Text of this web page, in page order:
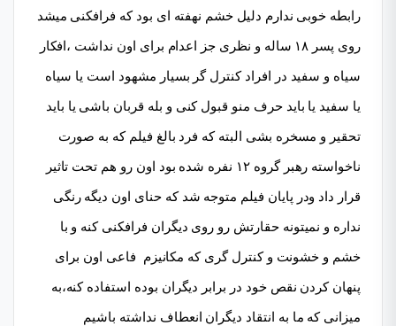
رابطه خوبی ندارم دلیل خشم نهفته ای بود که فرافکنی میشد
روی پسر ۱۸ ساله و نظری جز اعدام برای اون نداشت ،افکار
سیاه و سفید در افراد کنترل گر بسیار مشهود است یا سیاه
یا سفید یا باید حرف منو قبول کنی و بله قربان باشی یا باید
تحقیر و مسخره بشی البته که فرد بالغ فیلم که به صورت
ناخواسته رهبر گروه ۱۲ نفره شده بود اون رو هم تحت تاثیر
قرار داد ودر پایان فیلم متوجه شد که حنای اون دیگه رنگی
نداره و نمیتونه حقارتش رو روی دیگران فرافکنی کنه و با
خشم و خشونت و کنترل گری که مکانیزم فاعی اون برای
پنهان کردن نقص خود در برابر دیگران بوده استفاده کنه،به
میزانی که ما به انتقاد دیگران انعطاف نداشته باشیم